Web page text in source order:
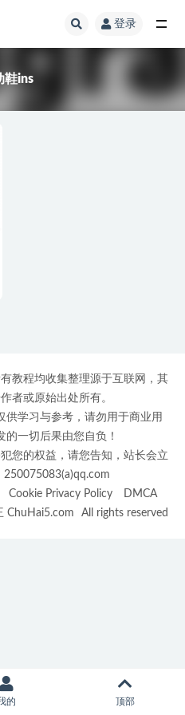
登录
鞋ins
教程均收集整理源于互联网，其
者或原始出处所有。
供学习与参考，请勿用于商业用
一切后果由您自负！
您的权益，请您告知，站长会立
250075083(a)qq.com
Cookie Privacy Policy
DMCA
ChuHai5.com All rights reserved
的 顶部